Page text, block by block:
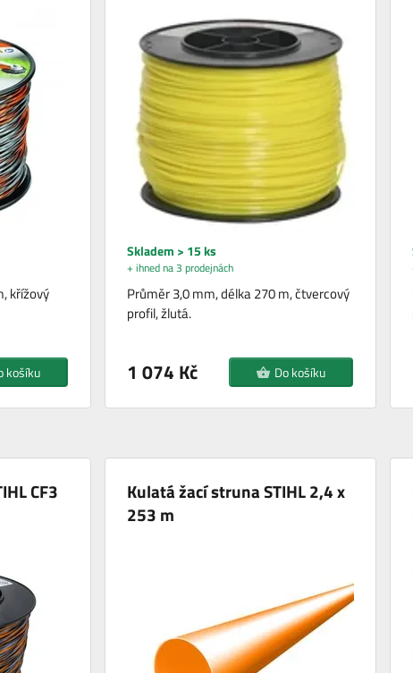
křížový
košíku
Skladem > 15 ks
+ ihned na 3 prodejnách
Průměr 3,0 mm, délka 270 m, čtvercový
profil, žlutá.
1 074 Kč Do košíku
CF3
Kulatá žací struna STIHL 2,4 x
253 m